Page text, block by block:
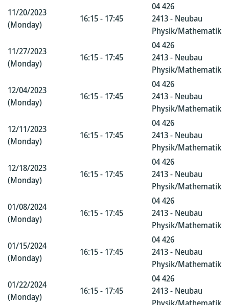
11/20/2023
(Monday)
16:15 - 17:45
04 426
2413 - Neubau
Physik/Mathematik
11/27/2023
(Monday)
16:15 - 17:45
04 426
2413 - Neubau
Physik/Mathematik
12/04/2023
(Monday)
16:15 - 17:45
04 426
2413 - Neubau
Physik/Mathematik
12/11/2023
(Monday)
16:15 - 17:45
04 426
2413 - Neubau
Physik/Mathematik
12/18/2023
(Monday)
16:15 - 17:45
04 426
2413 - Neubau
Physik/Mathematik
01/08/2024
(Monday)
16:15 - 17:45
04 426
2413 - Neubau
Physik/Mathematik
01/15/2024
(Monday)
16:15 - 17:45
04 426
2413 - Neubau
Physik/Mathematik
01/22/2024
(Monday)
16:15 - 17:45
04 426
2413 - Neubau